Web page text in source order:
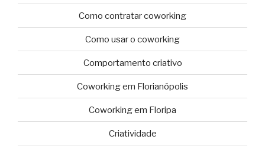
Como contratar coworking
Como usar o coworking
Comportamento criativo
Coworking em Florianópolis
Coworking em Floripa
Criatividade